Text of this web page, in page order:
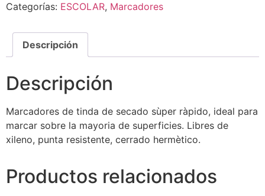
Categorías: ESCOLAR, Marcadores
Descripción
Descripción
Marcadores de tinda de secado sùper ràpido, ideal para
marcar sobre la mayoria de superficies. Libres de
xileno, punta resistente, cerrado hermètico.
Productos relacionados